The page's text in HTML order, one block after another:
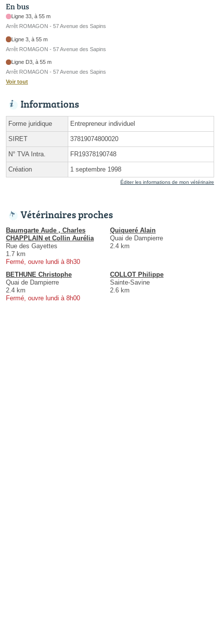
En bus
Ligne 33, à 55 m
Arrêt ROMAGON - 57 Avenue des Sapins
Ligne 3, à 55 m
Arrêt ROMAGON - 57 Avenue des Sapins
Ligne D3, à 55 m
Arrêt ROMAGON - 57 Avenue des Sapins
Voir tout
Informations
Forme juridique Entrepreneur individuel
SIRET 37819074800020
N° TVA Intra. FR19378190748
Création 1 septembre 1998
Éditer les informations de mon vétérinaire
Vétérinaires proches
Baumgarte Aude , Charles
CHAPPLAIN et Collin Aurélia
Rue des Gayettes
1.7 km
Fermé, ouvre lundi à 8h30
Quiqueré Alain
Quai de Dampierre
2.4 km
BETHUNE Christophe
Quai de Dampierre
2.4 km
Fermé, ouvre lundi à 8h00
COLLOT Philippe
Sainte-Savine
2.6 km